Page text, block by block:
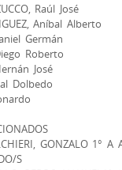
Raúl José
Aníbal Alberto
Germán
Roberto
José
Dolbedo
GONZALO 1° A
S